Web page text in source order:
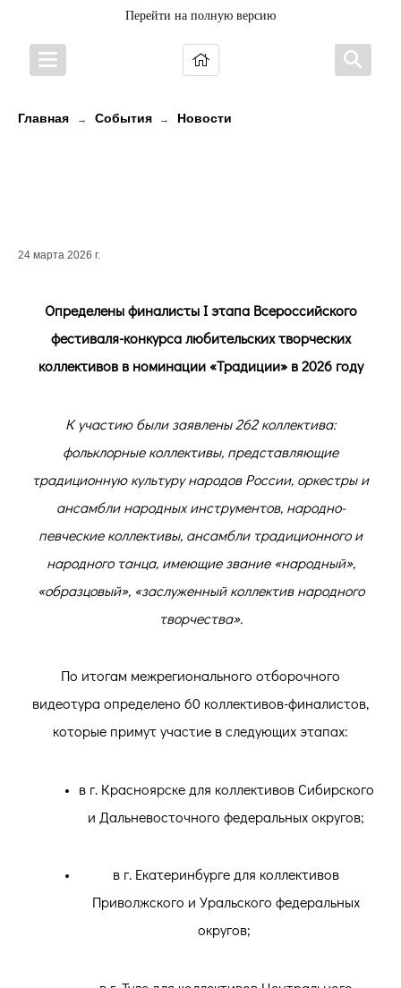
Перейти на полную версию
Главная → События → Новости
24 марта 2026 г.
Определены финалисты I этапа Всероссийского
фестиваля-конкурса любительских творческих
коллективов в номинации «Традиции» в 2026 году
К участию были заявлены 262 коллектива:
фольклорные коллективы, представляющие
традиционную культуру народов России, оркестры и
ансамбли народных инструментов, народно-
певческие коллективы, ансамбли традиционного и
народного танца, имеющие звание «народный»,
«образцовый», «заслуженный коллектив народного
творчества».
По итогам межрегионального отборочного
видеотура определено 60 коллективов-финалистов,
которые примут участие в следующих этапах:
в г. Красноярске для коллективов Сибирского
и Дальневосточного федеральных округов;
в г. Екатеринбурге для коллективов
Приволжского и Уральского федеральных
округов;